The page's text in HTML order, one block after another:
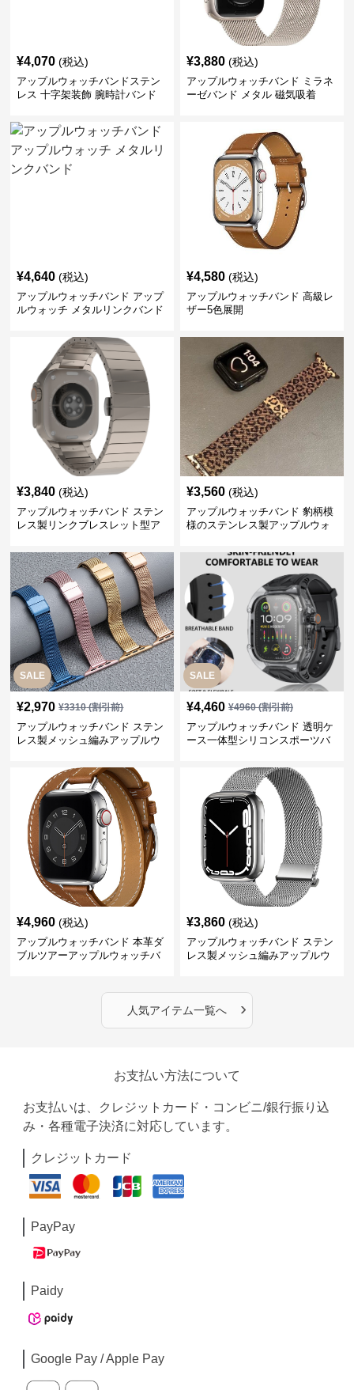
¥4,070 (税込)
アップルウォッチバンドステン
レス 十字架装飾 腕時計バンド
¥3,880 (税込)
アップルウォッチバンド ミラネ
ーゼバンド メタル 磁気吸着
¥4,640 (税込)
アップルウォッチバンド アップ
ルウォッチ メタルリンクバンド
¥4,580 (税込)
アップルウォッチバンド 高級レ
ザー5色展開
¥3,840 (税込)
アップルウォッチバンド ステン
レス製リンクブレスレット型ア
¥3,560 (税込)
アップルウォッチバンド 豹柄模
様のステンレス製アップルウォ
SALE
¥2,970 ¥3310(割引前)
アップルウォッチバンド ステン
レス製メッシュ編みアップルウ
SALE
¥4,460 ¥4960(割引前)
アップルウォッチバンド 透明ケ
ース一体型シリコンスポーツバ
¥4,960 (税込)
アップルウォッチバンド 本革ダ
ブルツアーアップルウォッチバ
¥3,860 (税込)
アップルウォッチバンド ステン
レス製メッシュ編みアップルウ
人気アイテム一覧へ ›
お支払い方法について
お支払いは、クレジットカード・コンビニ/銀行振り込
み・各種電子決済に対応しています。
クレジットカード
PayPay
Paidy
Google Pay / Apple Pay